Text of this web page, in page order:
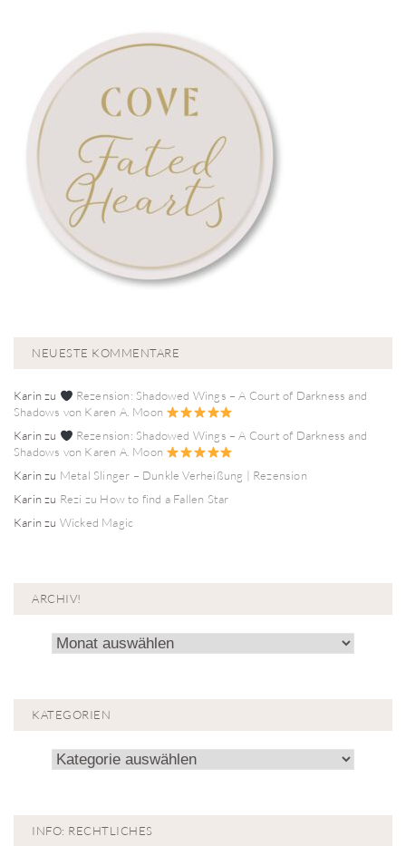
NEUESTE KOMMENTARE
Karinzu
Rezension: Shadowed Wings – A Court of Darkness and
Shadows von Karen A. Moon
Karinzu
Rezension: Shadowed Wings – A Court of Darkness and
Shadows von Karen A. Moon
Karinzu Metal Slinger – Dunkle Verheißung | Rezension
Karinzu Rezi zu How to find a Fallen Star
Karinzu Wicked Magic
ARCHIV!
Archiv!
KATEGORIEN
Kategorien
INFO: RECHTLICHES